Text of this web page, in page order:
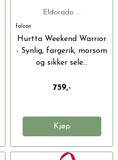
Eldorado ...
falcon
Hurtta Weekend Warrior
- Synlig, fargerik, morsom
og sikker sele...
759,-
Kjøp